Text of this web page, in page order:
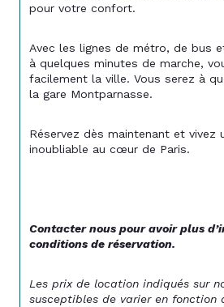
pour votre confort.
Avec les lignes de métro, de bus
à quelques minutes de marche,
facilement la ville. Vous serez à
la gare Montparnasse.
Réservez dès maintenant et vivez
inoubliable au cœur de Paris.
Contacter nous pour avoir plus
conditions de réservation.
Les prix de location indiqués sur
susceptibles de varier en fonction